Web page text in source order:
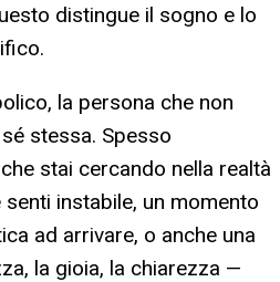
distingue il sogno e lo
la persona che non
stessa. Spesso
stai cercando nella realtà
instabile, un momento
ad arrivare, o anche una
la gioia, la chiarezza —